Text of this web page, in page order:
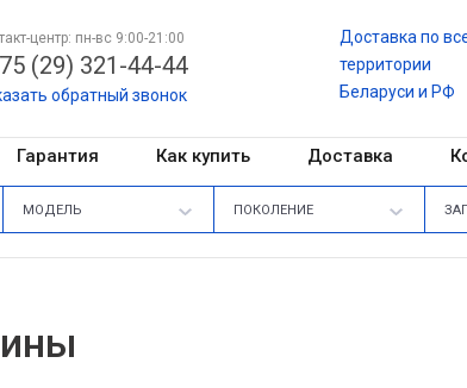
центр: пн-вс 9:00-21:00
(29) 321-44-44
обратный звонок
Доставка по
территории
Беларуси и РФ
Гарантия Как купить Доставка
МОДЕЛЬ ПОКОЛЕНИЕ